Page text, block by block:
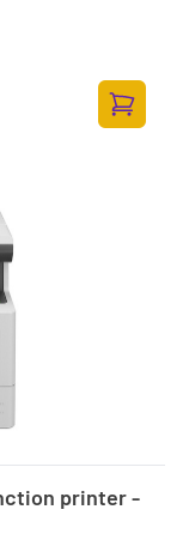
printer -